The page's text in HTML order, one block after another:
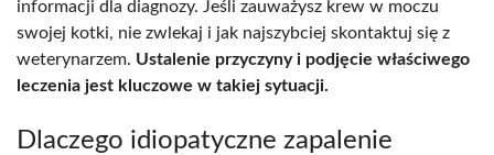
informacji dla diagnozy. Jeśli zauważysz krew w moczu
swojej kotki, nie zwlekaj i jak najszybciej skontaktuj się z
weterynarzem. Ustalenie przyczyny i podjęcie właściwego
leczenia jest kluczowe w takiej sytuacji.
Dlaczego idiopatyczne zapalenie